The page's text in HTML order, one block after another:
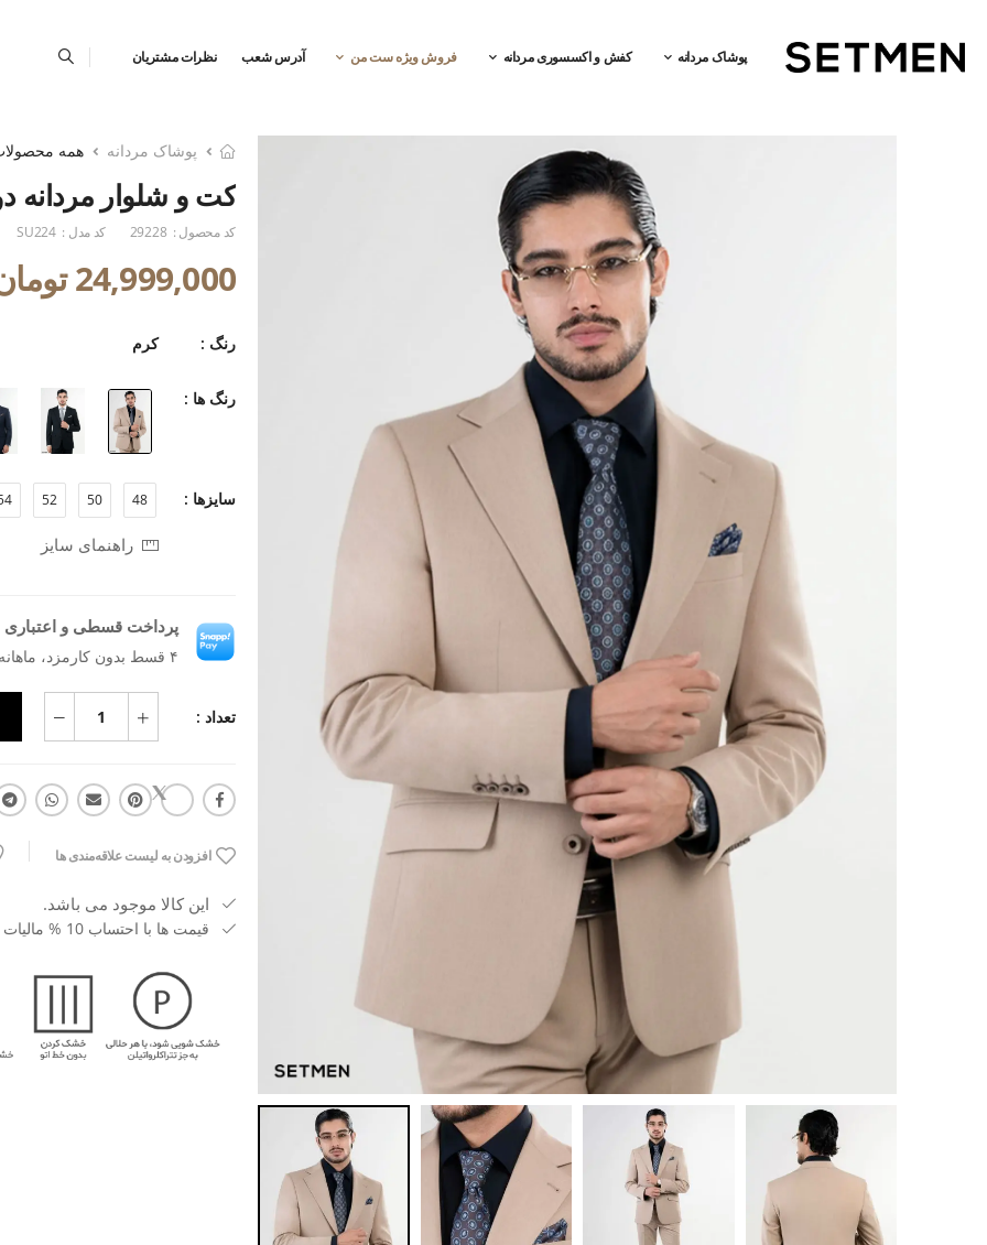
پوشاک مردانه کفش و اکسسوری مردانه فروش ویژه ست من آدرس شعب نظرات مشتریان
پوشاک مردانه همه
کت و شلوار مردانه
کد محصول : 29228 کد مدل : SU224
24,999,000 تومان
رنگ : کرم
رنگ ها :
سایزها : 48
50
52
راهنمای سایز
پرداخت قسطی و اعتباری
۴ قسط بدون کارمزد، ماهانه ۵٬۶۸۱٬۵۹۱ تومان
تعداد :
افزودن به لیست علاقه‌مندی ها
این کالا موجود می باشد.
قیمت ها با احتساب 10 % مالیات بر ارزش افزوده می باشد.